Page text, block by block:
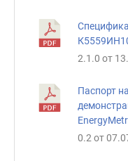
2.1.0 от
Паспорт
EnergyMetr
0.2 от